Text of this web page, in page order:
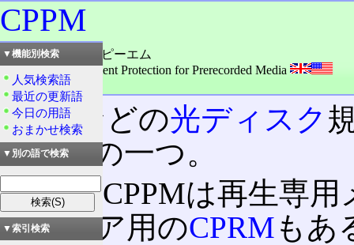
CPPM
読み：スィーピーピーエム
外語：CPPM: Content Protection for Prerecorded Media
品詞：名詞
DVDなどの光ディスク
護技術の一つ。
なお、CPPMは再生専
メディア用のCPRMもあ
▼機能別検索
人気検索語
最近の更新語
今日の用語
おまかせ検索
▼別の語で検索
▼索引検索